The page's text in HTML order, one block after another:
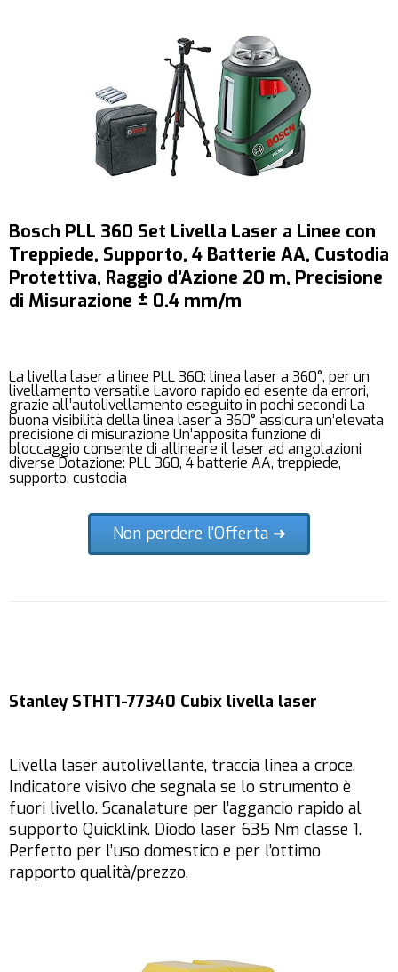
Bosch PLL 360 Set Livella Laser a Linee con
Treppiede, Supporto, 4 Batterie AA, Custodia
Protettiva, Raggio d’Azione 20 m, Precisione
di Misurazione ± 0.4 mm/m
La livella laser a linee PLL 360: linea laser a 360°, per un
livellamento versatile Lavoro rapido ed esente da errori,
grazie all’autolivellamento eseguito in pochi secondi La
buona visibilità della linea laser a 360° assicura un’elevata
precisione di misurazione Un’apposita funzione di
bloccaggio consente di allineare il laser ad angolazioni
diverse Dotazione: PLL 360, 4 batterie AA, treppiede,
supporto, custodia
Non perdere l'Offerta ➜
Stanley STHT1-77340 Cubix livella laser
Livella laser autolivellante, traccia linea a croce.
Indicatore visivo che segnala se lo strumento è
fuori livello. Scanalature per l’aggancio rapido al
supporto Quicklink. Diodo laser 635 Nm classe 1.
Perfetto per l’uso domestico e per l’ottimo
rapporto qualità/prezzo.